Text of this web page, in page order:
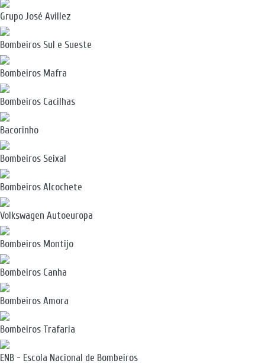
Grupo José Avillez
Bombeiros Sul e Sueste
Bombeiros Mafra
Bombeiros Cacilhas
Bacorinho
Bombeiros Seixal
Bombeiros Alcochete
Volkswagen Autoeuropa
Bombeiros Montijo
Bombeiros Canha
Bombeiros Amora
Bombeiros Trafaria
ENB - Escola Nacional de Bombeiros